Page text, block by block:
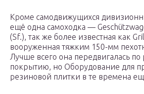
Кроме самодвижущихся
ещё одна самоходка —
(Sf.), так же более известная как
вооруженная тяжким 150-мм
Лучше всего она передвигалась
покрытию, но Оборудование для
резиновой плитки в те времена